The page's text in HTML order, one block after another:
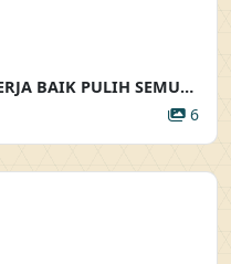
MAJLIS PENYERAHAN SIAP KERJA BAIK PULIH SEMULA PENDAWAIAN ELEKTRIK DAN PENYERAHAN BAKUL MAKANAN
6